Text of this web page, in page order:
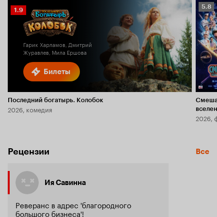
Билеты
Рейтинг
Кинопоиска
1.9
Гарик Харламов, Дмитрий
Журавлев, Мила Ершова
Последний богатырь. Колобок
2026, комедия
5.8
5.8
2026,
Рецензии Все
Ия Савинна
Реверанс в адрес 'благородного
большого бизнеса'!